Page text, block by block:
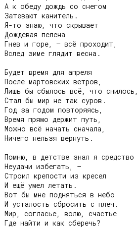
А к обеду дождь со снегом
Затевают канитель.
Я-то знаю, что скрывает
Дождевая пелена
Гнев и горе, – всё проходит,
Вслед зиме глядит весна.
Будет время для апреля
После мартовских ветров,
Лишь бы сбылось всё, что снилось,
Стал бы мир не так суров.
Год за годом повторяясь,
Время прямо держит путь,
Можно всё начать сначала,
Ничего нельзя вернуть.
Помню, в детстве знал я средство
Неудачи избегать, –
Строил крепости из кресел
И ещё умел летать.
Вот бы мне подняться в небо
И усталость сбросить с плеч.
Мир, согласье, волю, счастье
Где найти и как сберечь?